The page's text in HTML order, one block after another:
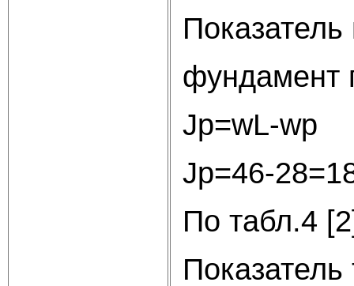
Показатель
фундамент
Jр=wL-wp
Jр=46-
По табл.4
Показатель